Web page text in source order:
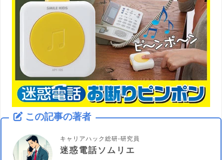
この記事の著者
キャリアハック総研-研究員
迷惑電話ソムリエ